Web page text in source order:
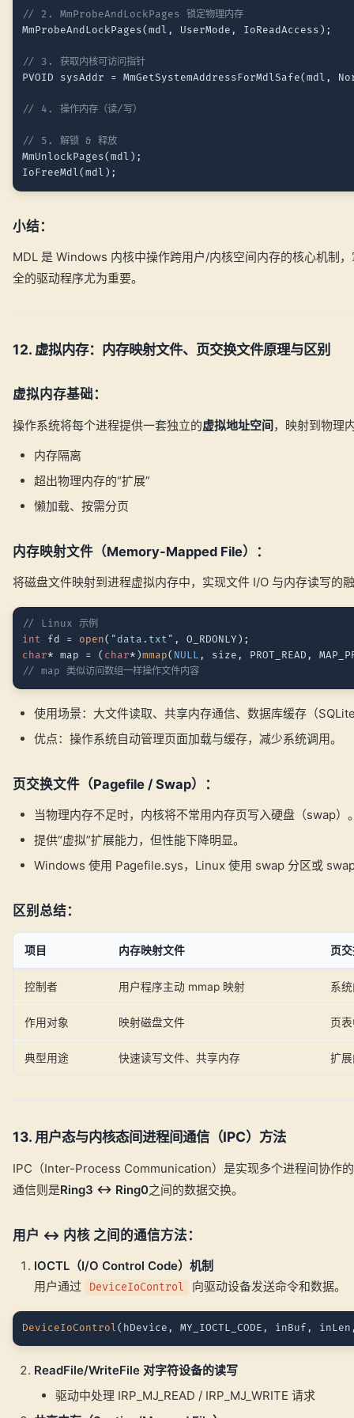
// 2. MmProbeAndLockPages 锁定物理内存
MmProbeAndLockPages(mdl, UserMode, IoReadAccess);
// 3. 获取内核可访问指针
PVOID sysAddr = MmGetSystemAddressForMdlSafe(mdl,
// 4. 操作内存（读/写）
// 5. 解锁 & 释放
MmUnlockPages(mdl);
小结：
MDL 是 Windows 内核中操作跨用户/内核空间内存的核心机制
全的驱动程序尤为重要。
12. 虚拟内存：内存映射文件、页交换文件原理与区别
虚拟内存基础：
操作系统将每个进程提供一套独立的虚拟地址空间，映射到物理
内存隔离
超出物理内存的“扩展”
懒加载、按需分页
内存映射文件（Memory-Mapped File）：
将磁盘文件映射到进程虚拟内存中，实现文件 I/O 与内存读写的
// Linux 示例
int fd = open( "data.txt"
char* map = ( char*)mmap( NULL , size, PROT_READ,
// map 类似访问数组一样操作文件内容
使用场景：大文件读取、共享内存通信、数据库缓存（
优点：操作系统自动管理页面加载与缓存，减少系统调用。
页交换文件（Pagefile / Swap）：
当物理内存不足时，内核将不常用内存页写入硬盘（swap）
提供“虚拟”扩展能力，但性能下降明显。
Windows 使用 Pagefile.sys，Linux 使用 swap 分区或
区别总结：
项目 内存映射文件 页
控制者 用户程序主动 mmap 映射 系
作用对象 映射磁盘文件 页
典型用途 快速读写文件、共享内存 扩
13. 用户态与内核态间进程间通信（IPC）方法
IPC（Inter-Process Communication）是实现多个进程间协作
通信则是Ring3 ↔ Ring0之间的数据交换。
用户 ↔ 内核 之间的通信方法：
IOCTL（I/O Control Code）机制
用户通过
DeviceIoControl 向驱动设备发送命令和数据。
DeviceIoControl
ReadFile/WriteFile 对字符设备的读写
驱动中处理 IRP_MJ_READ / IRP_MJ_WRITE 请求